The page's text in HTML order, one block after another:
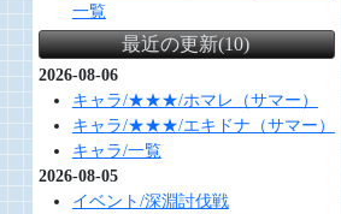
一覧
最近の更新(10)
2026-08-06
キャラ/★★★/ホマレ（サマー）
キャラ/★★★/エキドナ（サマー）
キャラ/一覧
2026-08-05
イベント/深淵討伐戦